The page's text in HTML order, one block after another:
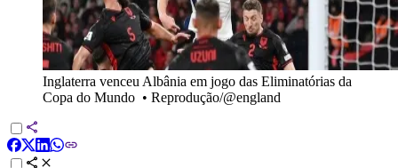
Inglaterra venceu Albânia em jogo das Eliminatórias da
Copa do Mundo • Reprodução/@england